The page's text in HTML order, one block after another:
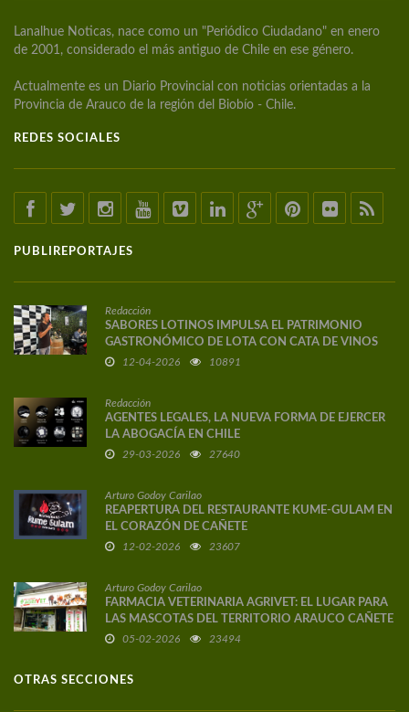
Lanalhue Noticas, nace como un "Periódico Ciudadano" en enero
de 2001, considerado el más antiguo de Chile en ese género.
Actualmente es un Diario Provincial con noticias orientadas a la
Provincia de Arauco de la región del Biobío - Chile.
REDES SOCIALES
PUBLIREPORTAJES
Redacción
SABORES LOTINOS IMPULSA EL PATRIMONIO
GASTRONÓMICO DE LOTA CON CATA DE VINOS
DE AUTOR
12-04-2026 10891
Redacción
AGENTES LEGALES, LA NUEVA FORMA DE EJERCER
LA ABOGACÍA EN CHILE
29-03-2026 27640
Arturo Godoy Carilao
REAPERTURA DEL RESTAURANTE KUME-GULAM EN
EL CORAZÓN DE CAÑETE
12-02-2026 23607
Arturo Godoy Carilao
FARMACIA VETERINARIA AGRIVET: EL LUGAR PARA
LAS MASCOTAS DEL TERRITORIO ARAUCO CAÑETE
05-02-2026 23494
OTRAS SECCIONES